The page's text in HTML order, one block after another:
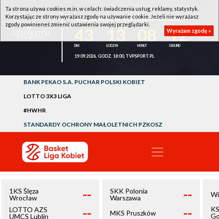
1KS ŚLĘZA WROCŁAW - LOTTO AZS UMCS LUBLIN
12
19.09.2026, GODZ. 18:00, TVPSPORT.PL
BANK PEKAO S.A. PUCHAR POLSKI KOBIET
LOTTO 3X3 LIGA
#HWHR
STANDARDY OCHRONY MAŁOLETNICH PZKOSZ
1KS Ślęza
Wrocław
--
LOTTO AZS
UMCS Lublin
--
SKK Polonia
Warszawa
--
MKS Pruszków --
Ta strona używa cookies m.in. w celach: świadczenia usług, reklamy, statystyk.
Korzystając ze strony wyrażasz zgodę na używanie cookie. Jeżeli nie wyrażasz
zgody powinieneś zmienić ustawienia swojej przeglądarki.
Wyrażam zgodę »